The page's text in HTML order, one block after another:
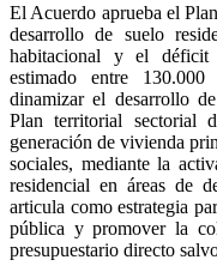
El Acuerdo aprueba el
desarrollo de suelo
habitacional y el déficit
estimado entre
dinamizar el desarrollo
Plan territorial sectorial
generación de vivienda
sociales, mediante la
residencial en áreas de
articula como estrategia
pública y promover la
presupuestario directo